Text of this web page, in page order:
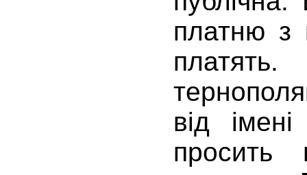
платню з
від